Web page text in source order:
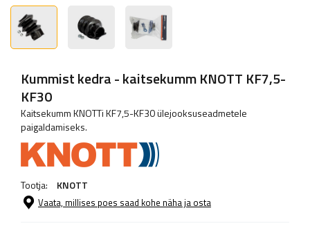
Kummist kedra - kaitsekumm KNOTT KF7,5-
KF30
Kaitsekumm KNOTTi KF7,5-KF30 ülejooksuseadmetele
paigaldamiseks.
Tootja: KNOTT
Vaata, millises poes saad kohe näha ja osta